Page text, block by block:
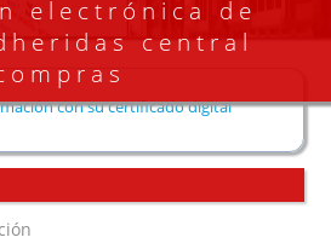
electrónica de
central
con su certificado digital